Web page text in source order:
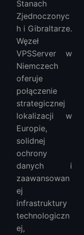
Stanach
Zjednoczonyc
h i Gibraltarze.
Węzeł
VPSServer w
Niemczech
oferuje
połączenie
strategicznej
lokalizacji w
Europie,
solidnej
ochrony
danych i
zaawansowan
ej
infrastruktury
technologiczn
ej,